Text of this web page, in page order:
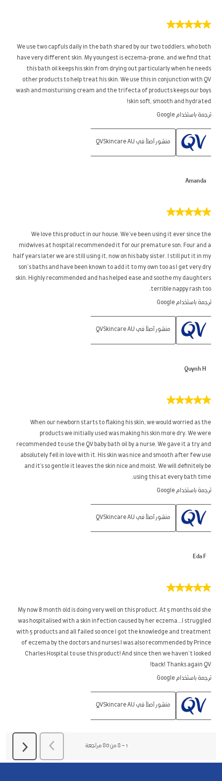
5
5
نجوم.
We use two capfuls daily in the bath shared by our two toddlers, who both
have very different skin. My youngest is eczema-prone, and we find that
this bath oil keeps his skin from drying out particularly when he needs
other products to help treat his skin. We use this in conjunction with QV
wash and moisturising cream and the trifecta of products keeps our boys
skin soft, smooth and hydrated!
ترجمة باستخدام Google
منشور أصلاً في QVSkincare AU
5
5
نجوم.
Amanda
We love this product in our house. We’ve been using it ever since the
midwives at hospital recommended it for our premature son. Four and a
half years later we are still using it, now on his baby sister. I still put it in my
son’s baths and have been known to add it to my own too as I get very dry
skin. Highly recommended and has helped ease and soothe my daughters
terrible nappy rash too.
ترجمة باستخدام Google
منشور أصلاً في QVSkincare AU
5
5
نجوم.
Quynh H
When our newborn starts to flaking his skin, we would worried as the
products we initially used was making his skin more dry. We were
recommended to use the QV baby bath oil by a nurse. We gave it a try and
absolutely fell in love with it. His skin was nice and smooth after few use
and it's so gentle it leaves the skin nice and moist. We will definitely be
using this at every bath time.
ترجمة باستخدام Google
منشور أصلاً في QVSkincare AU
5
5
نجوم.
Eda F
My now 8 month old is doing very well on this product. At 5 months old she
was hospitalised with a skin infection caused by her eczema...I struggled
with 5 products and all failed so once I got the knowledge and treatment
of eczema by the doctors and nurses I was also recommended by Prince
Charles Hospital to use this product! And since then we haven’t looked
back! Thanks again QV!
ترجمة باستخدام Google
منشور أصلاً في QVSkincare AU
1
–8 من 80 مراجعة السابق مراجعةالتالي
مراجعة